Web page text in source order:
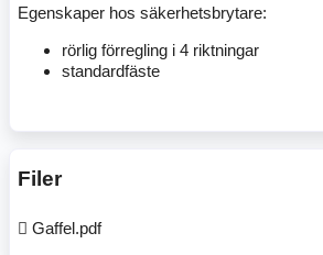
Egenskaper hos säkerhetsbrytare:
rörlig förregling i 4 riktningar
standardfäste
Filer
Gaffel.pdf